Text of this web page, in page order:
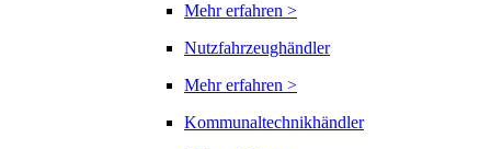
Mehr erfahren >
Nutzfahrzeughändler
Mehr erfahren >
Kommunaltechnikhändler